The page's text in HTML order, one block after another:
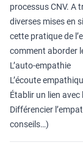
processus CNV. A
diverses mises en
cette pratique de
comment aborder
L’auto-empathie
L’écoute
Établir un lien
Différencier
conseils…)